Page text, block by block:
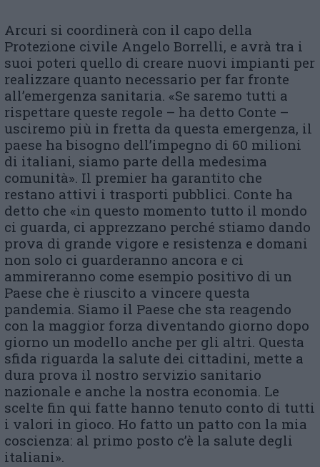
Arcuri si coordinerà con il capo della
Protezione civile Angelo Borrelli, e avrà tra i
suoi poteri quello di creare nuovi impianti per
realizzare quanto necessario per far fronte
all’emergenza sanitaria. «Se saremo tutti a
rispettare queste regole – ha detto Conte –
usciremo più in fretta da questa emergenza, il
paese ha bisogno dell’impegno di 60 milioni
di italiani, siamo parte della medesima
comunità». Il premier ha garantito che
restano attivi i trasporti pubblici. Conte ha
detto che «in questo momento tutto il mondo
ci guarda, ci apprezzano perché stiamo dando
prova di grande vigore e resistenza e domani
non solo ci guarderanno ancora e ci
ammireranno come esempio positivo di un
Paese che è riuscito a vincere questa
pandemia. Siamo il Paese che sta reagendo
con la maggior forza diventando giorno dopo
giorno un modello anche per gli altri. Questa
sfida riguarda la salute dei cittadini, mette a
dura prova il nostro servizio sanitario
nazionale e anche la nostra economia. Le
scelte fin qui fatte hanno tenuto conto di tutti
i valori in gioco. Ho fatto un patto con la mia
coscienza: al primo posto c’è la salute degli
italiani».